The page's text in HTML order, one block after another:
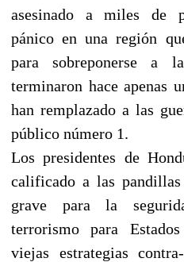
asesinado a miles de
pánico en una región
para sobreponerse a
terminaron hace apenas
han remplazado a las
público número 1.
Los presidentes de
calificado a las
grave para la
terrorismo para
viejas estrategias